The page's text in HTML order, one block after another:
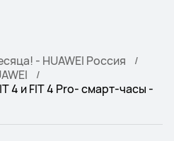
- HUAWEI Россия
4 и FIT 4 Pro- смарт-часы -